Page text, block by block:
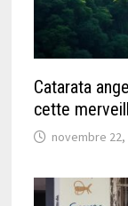
Catarata
cette
novembre 22,